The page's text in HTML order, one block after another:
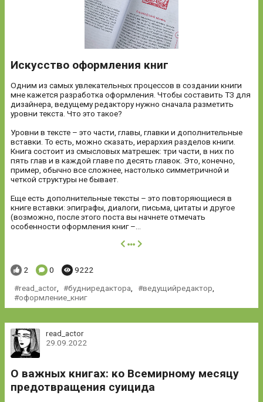
Искусство оформления книг
Одним из самых увлекательных процессов в создании книги
мне кажется разработка оформления. Чтобы составить ТЗ для
дизайнера, ведущему редактору нужно сначала разметить
уровни текста. Что это такое?
Уровни в тексте – это части, главы, главки и дополнительные
вставки. То есть, можно сказать, иерархия разделов книги.
Книга состоит из смысловых матрешек: три части, в них по
пять глав и в каждой главе по десять главок. Это, конечно,
пример, обычно все сложнее, настолько симметричной и
четкой структуры не бывает.
Еще есть дополнительные тексты – это повторяющиеся в
книге вставки: эпиграфы, диалоги, письма, цитаты и другое
(возможно, после этого поста вы начнете отмечать
особенности оформления книг –...
далее
Понравилось:
2 Комментариев:
0 Просмотров:
9222
read_actor, будниредактора ведущийредактор
оформление_книг
read_actor
29.09.2022
О важных книгах: ко Всемирному месяцу
предотвращения суицида